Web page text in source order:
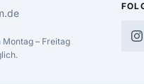
Montag – Freitag